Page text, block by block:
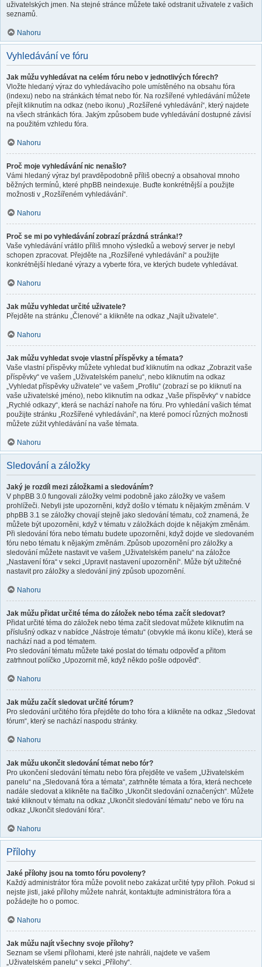
uživatelských jmen. Na stejné stránce můžete také odstranit uživatele z vašich
seznamů.
Nahoru
Vyhledávání ve fóru
Jak můžu vyhledávat na celém fóru nebo v jednotlivých fórech?
Vložte hledaný výraz do vyhledávacího pole umístěného na obsahu fóra
(indexu) nebo na stránkách témat nebo fór. Na rozšířené vyhledávání můžete
přejít kliknutím na odkaz (nebo ikonu) „Rozšířené vyhledávání“, který najdete
na všech stránkách fóra. Jakým způsobem bude vyhledávání dostupné závisí
na použitém vzhledu fóra.
Nahoru
Proč moje vyhledávání nic nenašlo?
Vámi hledaný výraz byl pravděpodobně příliš obecný a obsahoval mnoho
běžných termínů, které phpBB neindexuje. Buďte konkrétnější a použijte
možnosti v „Rozšířeném vyhledávání“.
Nahoru
Proč se mi po vyhledávání zobrazí prázdná stránka!?
Vaše vyhledávání vrátilo příliš mnoho výsledků a webový server je nebyl
schopen zpracovat. Přejděte na „Rozšířené vyhledávání“ a použijte
konkrétnější hledané výrazy a vyberte fóra, ve kterých budete vyhledávat.
Nahoru
Jak můžu vyhledat určité uživatele?
Přejděte na stránku „Členové“ a klikněte na odkaz „Najít uživatele“.
Nahoru
Jak můžu vyhledat svoje vlastní příspěvky a témata?
Vaše vlastní příspěvky můžete vyhledat buď kliknutím na odkaz „Zobrazit vaše
příspěvky“ ve vašem „Uživatelském panelu“, nebo kliknutím na odkaz
„Vyhledat příspěvky uživatele“ ve vašem „Profilu“ (zobrazí se po kliknutí na
vaše uživatelské jméno), nebo kliknutím na odkaz „Vaše příspěvky“ v nabídce
„Rychlé odkazy“, která se nachází nahoře na fóru. Pro vyhledání vašich témat
použijte stránku „Rozšířené vyhledávání“, na které pomocí různých možnosti
můžete zúžit vyhledávání na vaše témata.
Nahoru
Sledování a záložky
Jaký je rozdíl mezi záložkami a sledováním?
V phpBB 3.0 fungovali záložky velmi podobně jako záložky ve vašem
prohlížeči. Nebyli jste upozorněni, když došlo v tématu k nějakým změnám. V
phpBB 3.1 se záložky chovají stejně jako sledování tématu, což znamená, že
můžete být upozorněni, když v tématu v záložkách dojde k nějakým změnám.
Při sledování fóra nebo tématu budete upozorněni, když dojde ve sledovaném
fóru nebo tématu k nějakým změnám. Způsob upozornění pro záložky a
sledování můžete nastavit ve vašem „Uživatelském panelu“ na záložce
„Nastavení fóra“ v sekci „Upravit nastavení upozornění“. Může být užitečné
nastavit pro záložky a sledování jiný způsob upozornění.
Nahoru
Jak můžu přidat určité téma do záložek nebo téma začít sledovat?
Přidat určité téma do záložek nebo téma začít sledovat můžete kliknutím na
příslušný odkaz v nabídce „Nástroje tématu“ (obvykle má ikonu klíče), která se
nachází nad a pod tématem.
Pro sledování tématu můžete také poslat do tématu odpověď a přitom
zatrhnout políčko „Upozornit mě, když někdo pošle odpověď“.
Nahoru
Jak můžu začít sledovat určité fórum?
Pro sledování určitého fóra přejděte do toho fóra a klikněte na odkaz „Sledovat
fórum“, který se nachází naspodu stránky.
Nahoru
Jak můžu ukončit sledování témat nebo fór?
Pro ukončení sledování tématu nebo fóra přejděte ve vašem „Uživatelském
panelu“ na „Sledovaná fóra a témata“, zatrhněte témata a fóra, která nechcete
nadále sledovat a klikněte na tlačítko „Ukončit sledování označených“. Můžete
také kliknout v tématu na odkaz „Ukončit sledování tématu“ nebo ve fóru na
odkaz „Ukončit sledování fóra“.
Nahoru
Přílohy
Jaké přílohy jsou na tomto fóru povoleny?
Každý administrátor fóra může povolit nebo zakázat určité typy příloh. Pokud si
nejste jisti, jaké přílohy můžete nahrát, kontaktujte administrátora fóra a
požádejte ho o pomoc.
Nahoru
Jak můžu najít všechny svoje přílohy?
Seznam se všemi přílohami, které jste nahráli, najdete ve vašem
„Uživatelském panelu“ v sekci „Přílohy“.